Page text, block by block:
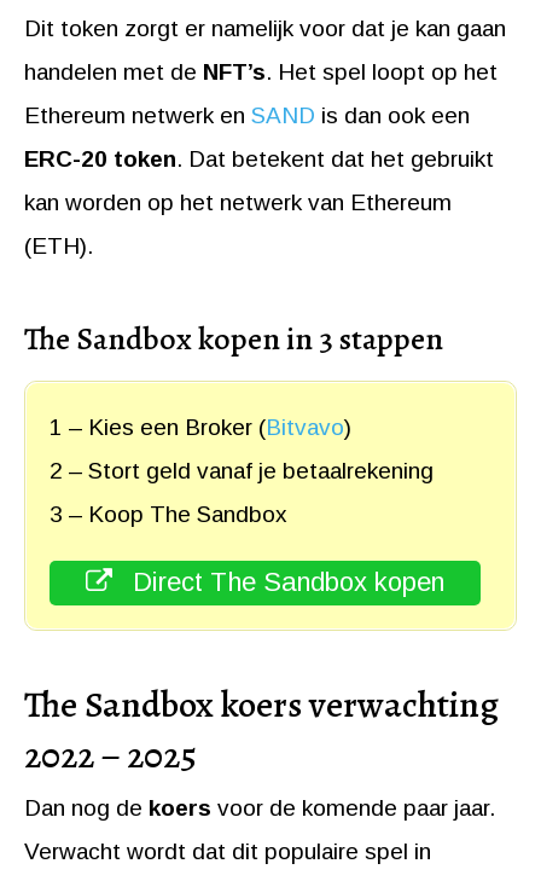
Dit token zorgt er namelijk voor dat je kan gaan
handelen met de NFT’s. Het spel loopt op het
Ethereum netwerk en SAND is dan ook een
ERC-20 token. Dat betekent dat het gebruikt
kan worden op het netwerk van Ethereum
(ETH).
The Sandbox kopen in 3 stappen
1 – Kies een Broker (Bitvavo)
2 – Stort geld vanaf je betaalrekening
3 – Koop The Sandbox
Direct The Sandbox kopen
The Sandbox koers verwachting
2022 – 2025
Dan nog de koers voor de komende paar jaar.
Verwacht wordt dat dit populaire spel in